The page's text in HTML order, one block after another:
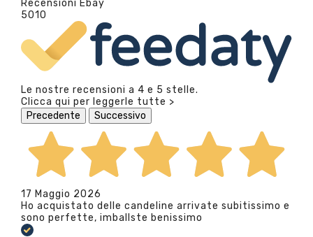
Recensioni Ebay
5010
Le nostre recensioni a 4 e 5 stelle.
Clicca qui per leggerle tutte >
Precedente
Successivo
17 Maggio 2026
Ho acquistato delle candeline arrivate subitissimo e
sono perfette, imballste benissimo